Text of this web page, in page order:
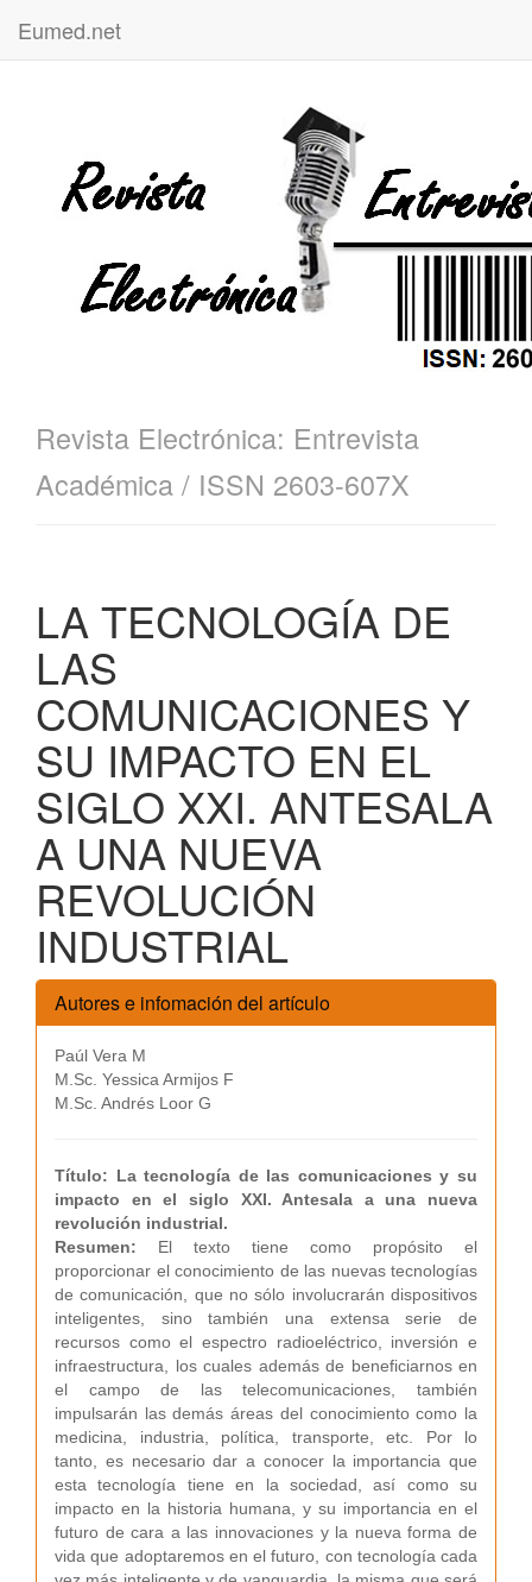
Eumed.net
Revista Electrónica: Entrevista
Académica / ISSN 2603-607X
LA TECNOLOGÍA DE
LAS
COMUNICACIONES Y
SU IMPACTO EN EL
SIGLO XXI. ANTESALA
A UNA NUEVA
REVOLUCIÓN
INDUSTRIAL
Autores e infomación del artículo
Paúl Vera M
M.Sc. Yessica Armijos F
M.Sc. Andrés Loor G
Título: La tecnología de las comunicaciones y su
impacto en el siglo XXI. Antesala a una nueva
revolución industrial.
Resumen: El texto tiene como propósito el
proporcionar el conocimiento de las nuevas tecnologías
de comunicación, que no sólo involucrarán dispositivos
inteligentes, sino también una extensa serie de
recursos como el espectro radioeléctrico, inversión e
infraestructura, los cuales además de beneficiarnos en
el campo de las telecomunicaciones, también
impulsarán las demás áreas del conocimiento como la
medicina, industria, política, transporte, etc. Por lo
tanto, es necesario dar a conocer la importancia que
esta tecnología tiene en la sociedad, así como su
impacto en la historia humana, y su importancia en el
futuro de cara a las innovaciones y la nueva forma de
vida que adoptaremos en el futuro, con tecnología cada